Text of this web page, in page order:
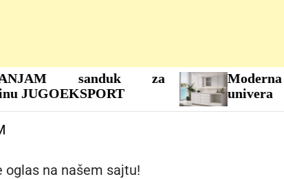
sanduk za
Moderna kuhinja
univera
na našem sajtu!